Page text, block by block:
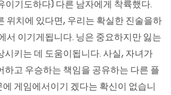
이기도하다) 다른 남자에게 착륙했다.
위치에 있다면, 우리는 확실한 진술을하
서 이기게됩니다. 닝은 중요하지만 잃는
시키는 데 도움이됩니다. 사실, 자녀가
하고 우승하는 책임을 공유하는 다른 플
게임에서이기 겠다는 확신이 없습니